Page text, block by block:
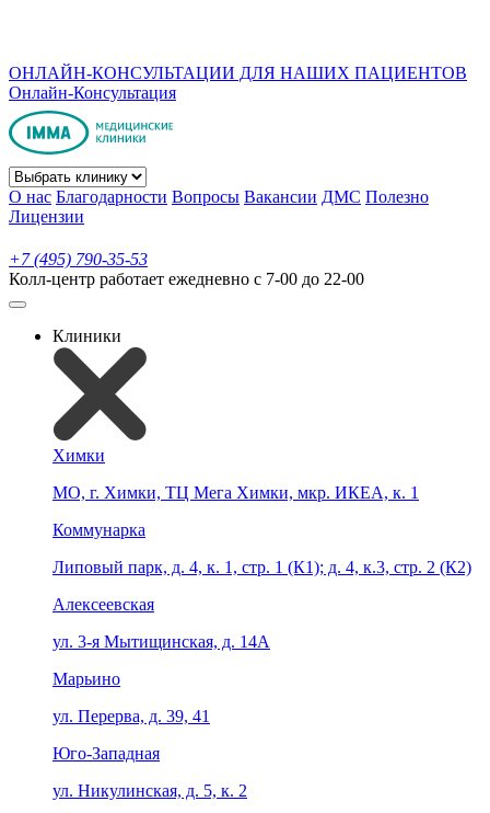
ОНЛАЙН-КОНСУЛЬТАЦИИ ДЛЯ НАШИХ ПАЦИЕНТОВ
Онлайн-Консультация
О нас Благодарности Вопросы Вакансии ДМС Полезно
Лицензии
+7 (495) 790-35-53
Колл-центр работает ежедневно с 7-00 до 22-00
Клиники
Химки
МО, г. Химки, ТЦ Мега Химки, мкр. ИКЕА, к. 1
Коммунарка
Липовый парк, д. 4, к. 1, стр. 1 (К1); д. 4, к.3, стр. 2 (К2)
Алексеевская
ул. 3-я Мытищинская, д. 14А
Марьино
ул. Перерва, д. 39, 41
Юго-Западная
ул. Никулинская, д. 5, к. 2